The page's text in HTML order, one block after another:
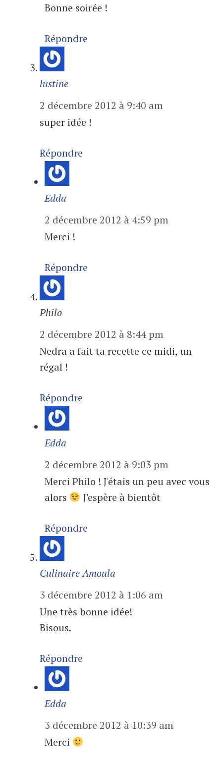
Bonne soirée !
Répondre
lustine
2 décembre 2012 à 9:40 am
super idée !
Répondre
Edda
2 décembre 2012 à 4:59 pm
Merci !
Répondre
Philo
2 décembre 2012 à 8:44 pm
Nedra a fait ta recette ce midi, un
régal !
Répondre
Edda
2 décembre 2012 à 9:03 pm
Merci Philo ! J'étais un peu avec vous
alors
J'espère à bientôt
Répondre
Culinaire Amoula
3 décembre 2012 à 1:06 am
Une très bonne idée!
Bisous.
Répondre
Edda
3 décembre 2012 à 10:39 am
Merci